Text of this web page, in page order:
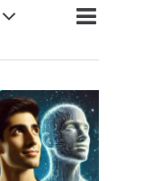
de
vistas
de
Eventos
Buscar
vistas
de
Evento
Lista